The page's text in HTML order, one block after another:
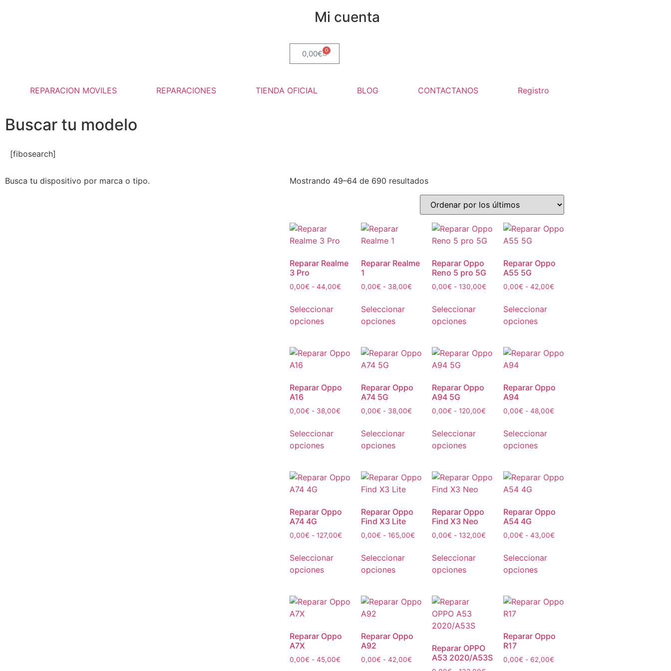
Mi cuenta
0,00€ 0
REPARACION MOVILES REPARACIONES TIENDA OFICIAL BLOG CONTACTANOS Registro
Buscar tu modelo
[fibosearch]
Busca tu dispositivo por marca o tipo. Mostrando 49–64 de 690 resultados
Reparar Realme
3 Pro
0,00€ - 44,00€
Seleccionar
opciones
Reparar Realme
1
0,00€ - 38,00€
Seleccionar
opciones
Reparar Oppo
Reno 5 pro 5G
0,00€ - 130,00€
Seleccionar
opciones
Reparar Oppo
A55 5G
0,00€ - 42,00€
Seleccionar
opciones
Reparar Oppo
A16
0,00€ - 38,00€
Seleccionar
opciones
Reparar Oppo
A74 5G
0,00€ - 38,00€
Seleccionar
opciones
Reparar Oppo
A94 5G
0,00€ - 120,00€
Seleccionar
opciones
Reparar Oppo
A94
0,00€ - 48,00€
Seleccionar
opciones
Reparar Oppo
A74 4G
0,00€ - 127,00€
Seleccionar
opciones
Reparar Oppo
Find X3 Lite
0,00€ - 165,00€
Seleccionar
opciones
Reparar Oppo
Find X3 Neo
0,00€ - 132,00€
Seleccionar
opciones
Reparar Oppo
A54 4G
0,00€ - 43,00€
Seleccionar
opciones
Reparar Oppo
A7X
0,00€ - 45,00€
Reparar Oppo
A92
0,00€ - 42,00€
Reparar OPPO
A53 2020/A53S
Reparar Oppo
R17
0,00€ - 62,00€